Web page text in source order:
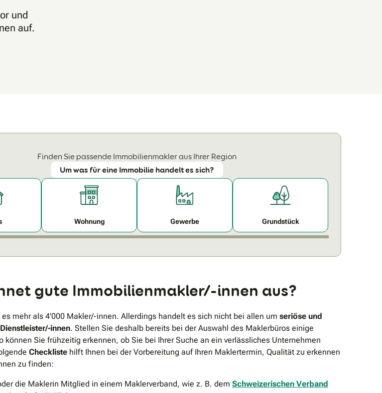
und
auf.
Finden Sie passende Immobilienmakler aus Ihrer Region
Um was für eine Immobilie handelt es sich?
Wohnung Gewerbe Grundstück
gute Immobilienmakler/-innen aus?
mehr als 4’000 Makler/-innen. Allerdings handelt es sich nicht bei allen um seriöse und
innen. Stellen Sie deshalb bereits bei der Auswahl des Maklerbüros einige
können Sie frühzeitig erkennen, ob Sie bei Ihrer Suche an ein verlässliches Unternehmen
Checkliste hilft Ihnen bei der Vorbereitung auf Ihren Maklertermin, Qualität zu erkennen
zu finden:
die Maklerin Mitglied in einem Maklerverband, wie z. B. dem Schweizerischen Verband